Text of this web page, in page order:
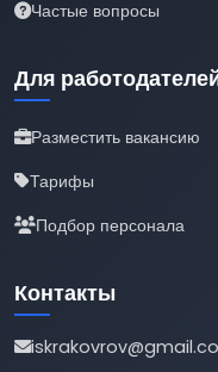
Частые вопросы
Для
Разместить вакансию
Тарифы
Подбор персонала
Контакты